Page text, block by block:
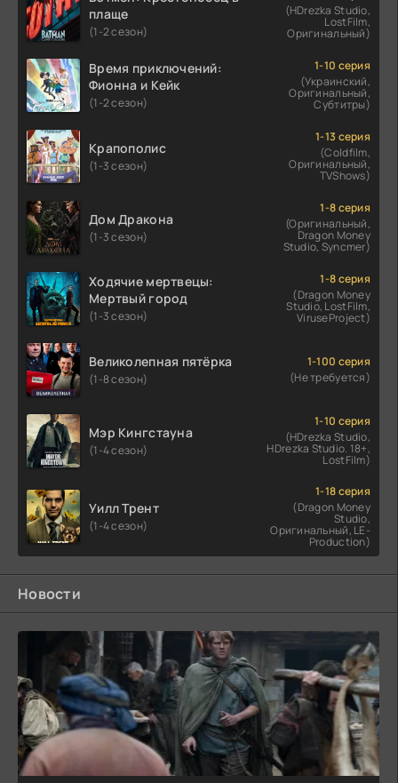
плаще
(1-2 сезон)
(HDrezka Studio,
LostFilm,
Оригинальный)
Время приключений:
Фионна и Кейк
(1-2 сезон)
1-10 серия
(Украинский,
Оригинальный,
Субтитры)
Крапополис
(1-3 сезон)
1-13 серия
(Coldfilm,
Оригинальный,
TVShows)
Дом Дракона
(1-3 сезон)
1-8 серия
(Оригинальный,
Dragon Money
Studio, Syncmer)
Ходячие мертвецы:
Мертвый город
(1-3 сезон)
1-8 серия
(Dragon Money
Studio, LostFilm,
ViruseProject)
Великолепная пятёрка
(1-8 сезон)
1-100 серия
(Не требуется)
Мэр Кингстауна
(1-4 сезон)
1-10 серия
(HDrezka Studio,
HDrezka Studio. 18+,
LostFilm)
Уилл Трент
(1-4 сезон)
1-18 серия
(Dragon Money
Studio,
Оригинальный, LE-
Production)
Новости